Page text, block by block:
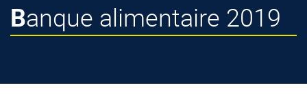
Banque alimentaire 2019